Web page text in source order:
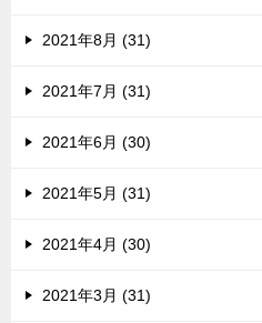
2021年8月 (31)
2021年7月 (31)
2021年6月 (30)
2021年5月 (31)
2021年4月 (30)
2021年3月 (31)